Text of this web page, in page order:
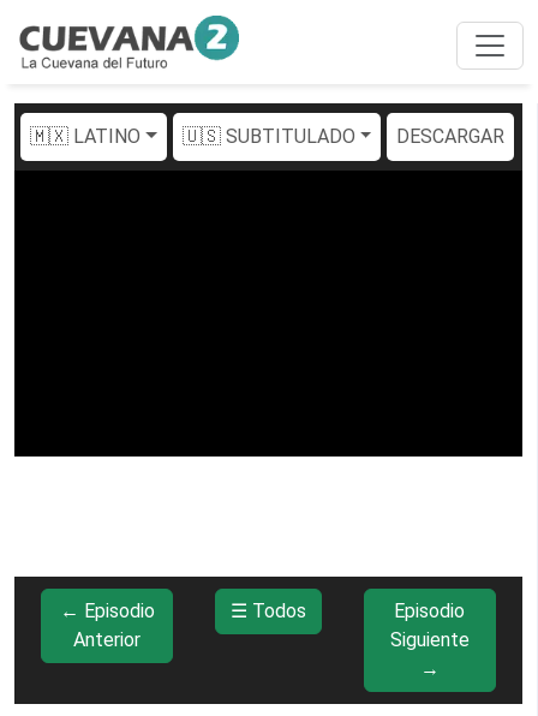
🇲🇽 LATINO 🇺🇸 SUBTITULADO DESCARGAR
← Episodio
Anterior
☰ Todos
Episodio
Siguiente
→